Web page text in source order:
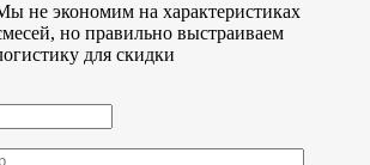
не экономим на характеристиках
но правильно выстраиваем
для скидки